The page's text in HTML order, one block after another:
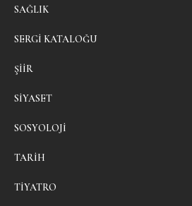
SAĞLIK
SERGI KATALOĞU
ŞIIR
SIYASET
SOSYOLOJI
TARIH
TIYATRO